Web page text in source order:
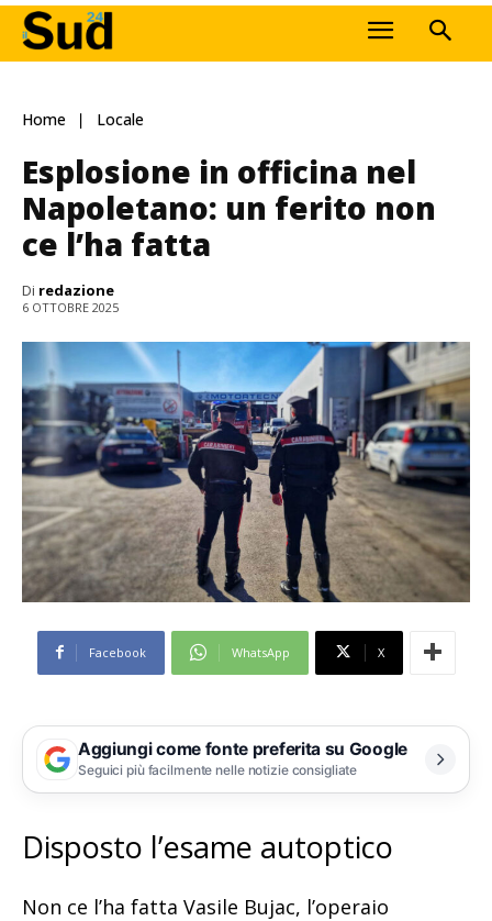
Home Locale
Esplosione in officina nel
Napoletano: un ferito non
ce l’ha fatta
Di redazione
6 OTTOBRE 2025
Facebook WhatsApp X
Aggiungi come fonte preferita su Google
Seguici più facilmente nelle notizie consigliate
Disposto l’esame autoptico
Non ce l’ha fatta Vasile Bujac, l’operaio